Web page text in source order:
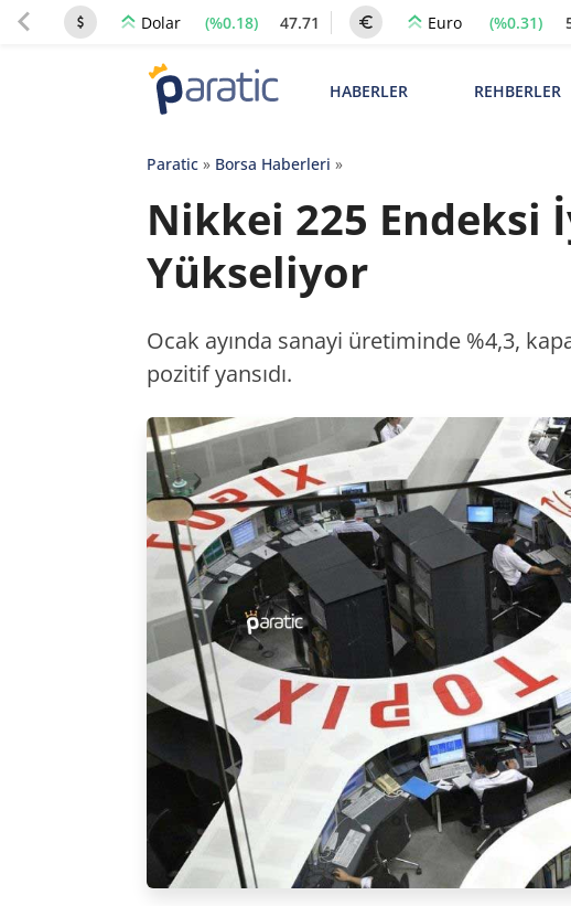
Dolar (%0.18) 47.71 Euro (%0.31)
HABERLER REHBERLER
Paratic» Borsa Haberleri »
Nikkei 225 Endeksi
Yükseliyor
Ocak ayında sanayi üretiminde %4,3,
pozitif yansıdı.